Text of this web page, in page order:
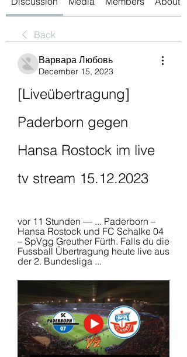
Back
Варвара Любовь
December 15, 2023
[Liveübertragung]
Paderborn gegen
Hansa Rostock im live
tv stream 15.12.2023
vor 11 Stunden — ... Paderborn –
Hansa Rostock und FC Schalke 04
– SpVgg Greuther Fürth. Falls du die
Fussball Übertragung heute live aus
der 2. Bundesliga ...